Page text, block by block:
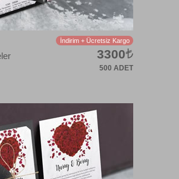
Davetiye Kodu: RS527
İndirim + Ücretsiz Kargo
3300
500 ADET